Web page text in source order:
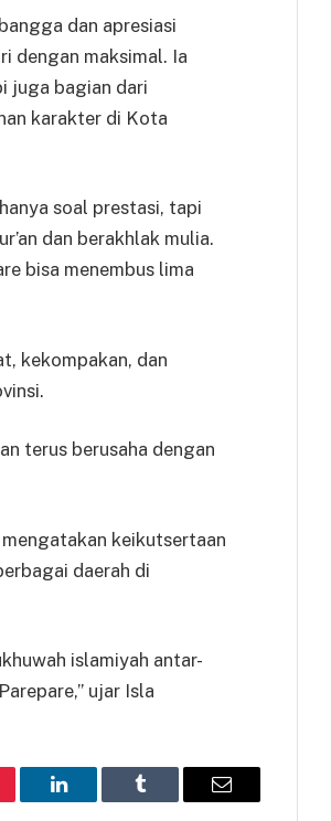
dan apresiasi
dengan maksimal. Ia
juga bagian dari
karakter di Kota
soal prestasi, tapi
dan berakhlak mulia.
bisa menembus lima
kekompakan, dan
terus berusaha dengan
keikutsertaan
daerah di
islamiyah antar-
ujar Isla
LinkedIn Tumblr Email